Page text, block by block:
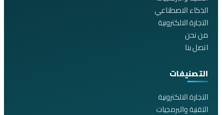
الذكاء الاصطناعي
التجارة الالكترونية
من نحن
اتصل بنا
التصنيفات
التجارة الالكترونية
التقنية والبرمجيات